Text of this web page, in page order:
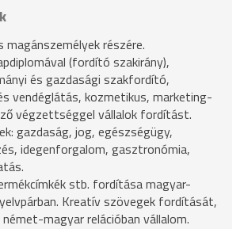
magánszemélyek részére.
(fordító szakirány),
és gazdasági szakfordító,
vendéglátás, kozmetikus, marketing-
végzettséggel vállalok fordítást.
gazdaság, jog, egészségügy,
idegenforgalom, gasztronómia,
stb. fordítása magyar-
Kreatív szövegek fordítását,
magyar relációban vállalom.